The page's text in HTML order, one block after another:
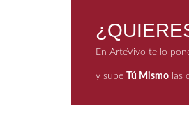
En ArteVivo te lo
y sube Tú Mismo las